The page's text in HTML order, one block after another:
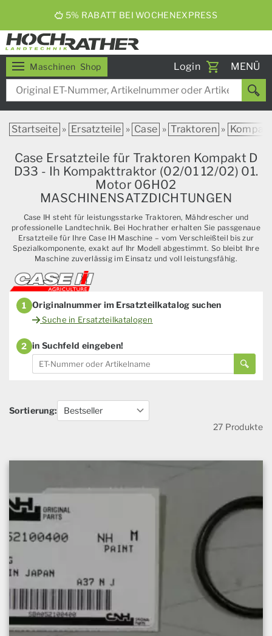
5% RABATT BEI WOCHENEXPRESS
Maschinen Shop Login
Toggle
MENÜ
Startseite » Ersatzteile » Case » Traktoren »
Case Ersatzteile für Traktoren Kompakt D
D33 - Ih Kompakttraktor (02/01 12/02) 01.
Motor 06H02
MASCHINENSATZDICHTUNGEN
Case IH steht für leistungsstarke Traktoren, Mähdrescher und
professionelle Landtechnik. Bei Hochrather erhalten Sie passgenaue
Ersatzteile für Ihre Case IH Maschine – vom Verschleißteil bis zur
Spezialkomponente, exakt auf Ihr Modell abgestimmt. So bleibt Ihre
Maschine zuverlässig im Einsatz und voll leistungsfähig.
1 Originalnummer im Ersatzteilkatalog suchen
Suche in Ersatzteilkatalogen
2 in Suchfeld eingeben!
Sortierung:
27 Produkte